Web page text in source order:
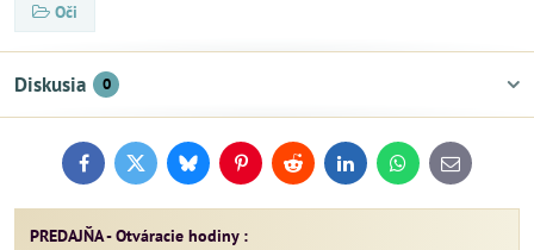
Oči
Diskusia 0
FacebookTwitterBlueskyPinterestReddit LinkedInWhatsApp
E-
mail
PREDAJŇA - Otváracie hodiny :